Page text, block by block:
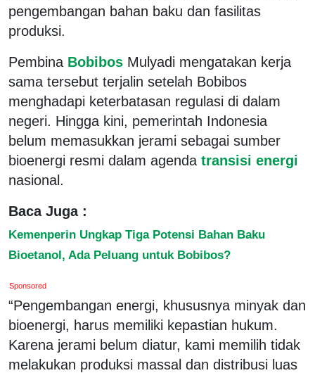
pengembangan bahan baku dan fasilitas
produksi.
Pembina Bobibos Mulyadi mengatakan kerja
sama tersebut terjalin setelah Bobibos
menghadapi keterbatasan regulasi di dalam
negeri. Hingga kini, pemerintah Indonesia
belum memasukkan jerami sebagai sumber
bioenergi resmi dalam agenda transisi energi
nasional.
Baca Juga :
Kemenperin Ungkap Tiga Potensi Bahan Baku
Bioetanol, Ada Peluang untuk Bobibos?
Sponsored
“Pengembangan energi, khususnya minyak dan
bioenergi, harus memiliki kepastian hukum.
Karena jerami belum diatur, kami memilih tidak
melakukan produksi massal dan distribusi luas